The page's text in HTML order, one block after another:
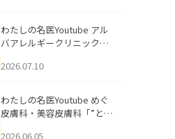
説」を公開いたしました。
わたしの名医Youtube アル
バアレルギークリニック札
医師が明かす副作用・リバ
公開いたしました。
2026.07.10
わたしの名医Youtube めぐ
皮膚科・美容皮膚科「”とお
2026.06.05